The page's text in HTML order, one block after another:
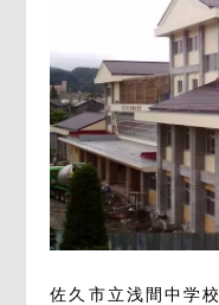
佐久市立浅間中学校